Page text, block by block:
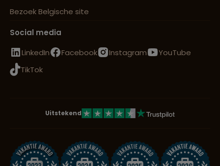
Bezoek Belgische site
Social media
LinkedIn
Facebook Instagram
YouTube
TikTok
Uitstekend